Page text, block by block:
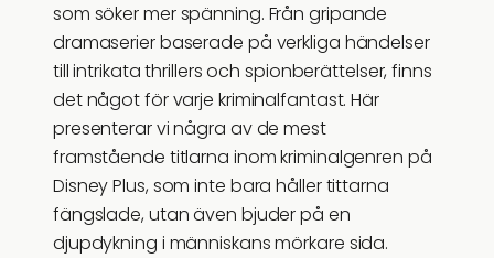
som söker mer spänning. Från gripande
dramaserier baserade på verkliga händelser
till intrikata thrillers och spionberättelser, finns
det något för varje kriminalfantast. Här
presenterar vi några av de mest
framstående titlarna inom kriminalgenren på
Disney Plus, som inte bara håller tittarna
fängslade, utan även bjuder på en
djupdykning i människans mörkare sida.